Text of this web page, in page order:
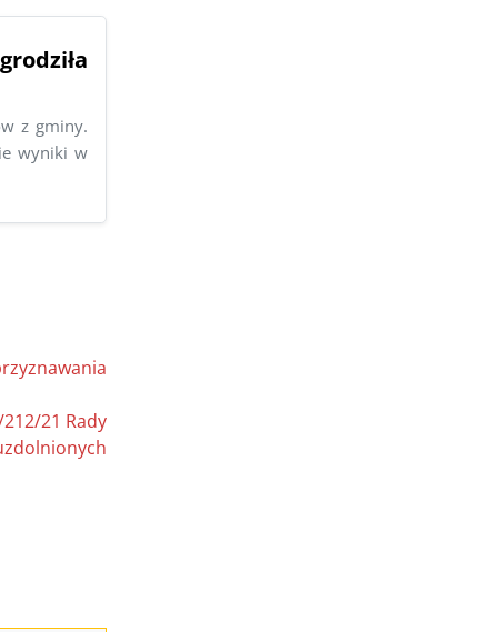
z gminy.
wyniki w
21 Rady